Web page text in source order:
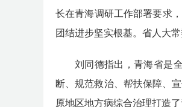
长在青海调研工作部署要求
团结进步坚实根基。省人大
刘同德指出，青海省是
断、规范救治、帮扶保障、
原地区地方病综合治理打造